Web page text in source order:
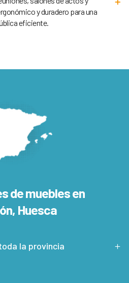
y duradero para una
eficiente.
de muebles en
Huesca
la provincia